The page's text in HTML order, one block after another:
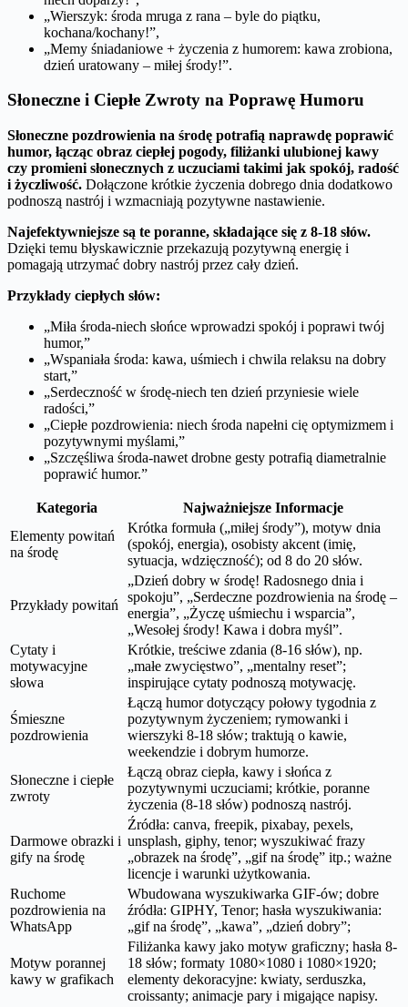
„Wierszyk: środa mruga z rana – byle do piątku,
kochana/kochany!”,
„Memy śniadaniowe + życzenia z humorem: kawa zrobiona,
dzień uratowany – miłej środy!”.
Słoneczne i Ciepłe Zwroty na Poprawę Humoru
Słoneczne pozdrowienia na środę potrafią naprawdę poprawić
humor, łącząc obraz ciepłej pogody, filiżanki ulubionej kawy
czy promieni słonecznych z uczuciami takimi jak spokój, radość
i życzliwość. Dołączone krótkie życzenia dobrego dnia dodatkowo
podnoszą nastrój i wzmacniają pozytywne nastawienie.
Najefektywniejsze są te poranne, składające się z 8-18 słów.
Dzięki temu błyskawicznie przekazują pozytywną energię i
pomagają utrzymać dobry nastrój przez cały dzień.
Przykłady ciepłych słów:
„Miła środa-niech słońce wprowadzi spokój i poprawi twój
humor,”
„Wspaniała środa: kawa, uśmiech i chwila relaksu na dobry
start,”
„Serdeczność w środę-niech ten dzień przyniesie wiele
radości,”
„Ciepłe pozdrowienia: niech środa napełni cię optymizmem i
pozytywnymi myślami,”
„Szczęśliwa środa-nawet drobne gesty potrafią diametralnie
poprawić humor.”
Kategoria
Najważniejsze Informacje
Elementy powitań
na środę
Krótka formuła („miłej środy”), motyw dnia
(spokój, energia), osobisty akcent (imię,
sytuacja, wdzięczność); od 8 do 20 słów.
Przykłady powitań
„Dzień dobry w środę! Radosnego dnia i
spokoju”, „Serdeczne pozdrowienia na środę –
energia”, „Życzę uśmiechu i wsparcia”,
„Wesołej środy! Kawa i dobra myśl”.
Cytaty i
motywacyjne
słowa
Krótkie, treściwe zdania (8-16 słów), np.
„małe zwycięstwo”, „mentalny reset”;
inspirujące cytaty podnoszą motywację.
Śmieszne
pozdrowienia
Łączą humor dotyczący połowy tygodnia z
pozytywnym życzeniem; rymowanki i
wierszyki 8-18 słów; traktują o kawie,
weekendzie i dobrym humorze.
Słoneczne i ciepłe
zwroty
Łączą obraz ciepła, kawy i słońca z
pozytywnymi uczuciami; krótkie, poranne
życzenia (8-18 słów) podnoszą nastrój.
Darmowe obrazki i
gify na środę
Źródła: canva, freepik, pixabay, pexels,
unsplash, giphy, tenor; wyszukiwać frazy
„obrazek na środę”, „gif na środę” itp.; ważne
licencje i warunki użytkowania.
Ruchome
pozdrowienia na
WhatsApp
Wbudowana wyszukiwarka GIF-ów; dobre
źródła: GIPHY, Tenor; hasła wyszukiwania:
„gif na środę”, „kawa”, „dzień dobry”;
Motyw porannej
kawy w grafikach
Filiżanka kawy jako motyw graficzny; hasła 8-
18 słów; formaty 1080×1080 i 1080×1920;
elementy dekoracyjne: kwiaty, serduszka,
croissanty; animacje pary i migające napisy.